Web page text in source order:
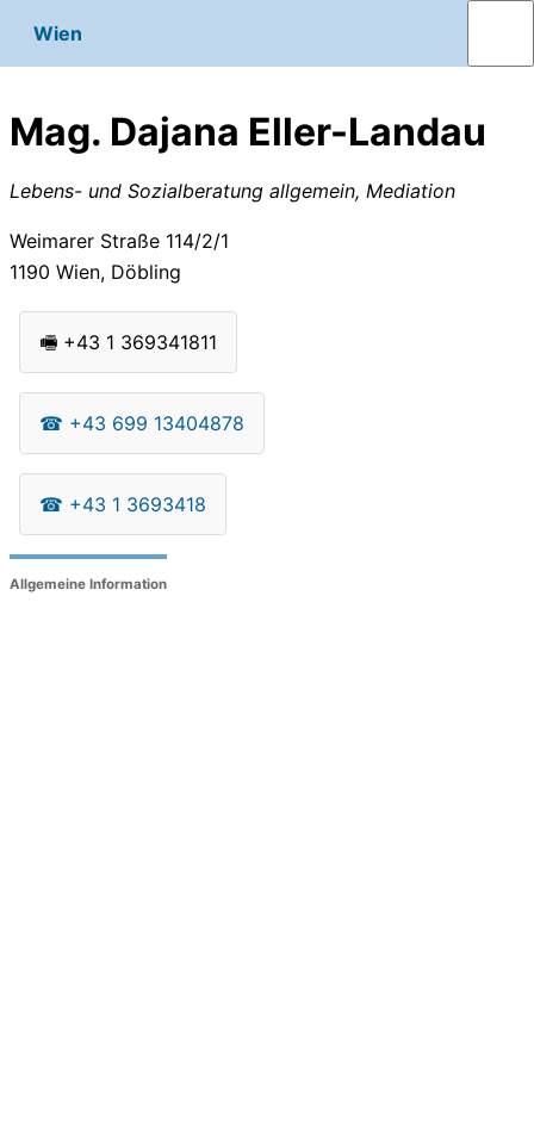
Wien
Mag. Dajana Eller-Landau
Lebens- und Sozialberatung allgemein, Mediation
Weimarer Straße 114/2/1
1190 Wien, Döbling
🖷 +43 1 369341811
☎ +43 699 13404878
☎ +43 1 3693418
Allgemeine Information